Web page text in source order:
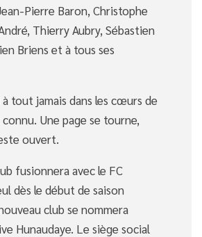
Pierre Baron, Christophe
Thierry Aubry, Sébastien
Briens et à tous ses
à tout jamais dans les cœurs de
Une page se tourne,
ouvert.
fusionnera avec le FC
dès le début de saison
club se nommera
Hunaudaye. Le siège social